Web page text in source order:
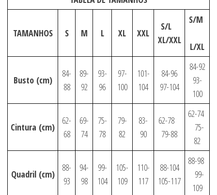
TAMANHOS S M L XL XXL
S/L
XL/XXL
S/M
L/XL
Busto (cm)
84-
88
89-
92
93-
96
97-
100
101-
104
84-96
97-104
84-92
93-
100
Cintura (cm)
62-
68
69-
74
75-
78
79-
82
83-
90
62-78
79-88
62-74
75-
82
Quadril (cm)
88-
93
94-
98
99-
104
105-
109
110-
117
88-104
105-117
88-98
99-
109